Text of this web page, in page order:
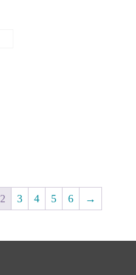
2 3 4 5 6 →